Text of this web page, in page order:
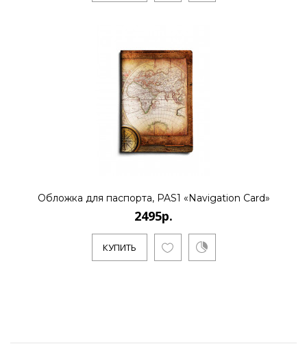
Обложка для паспорта, PAS1 «Navigation Card»
2495р.
КУПИТЬ